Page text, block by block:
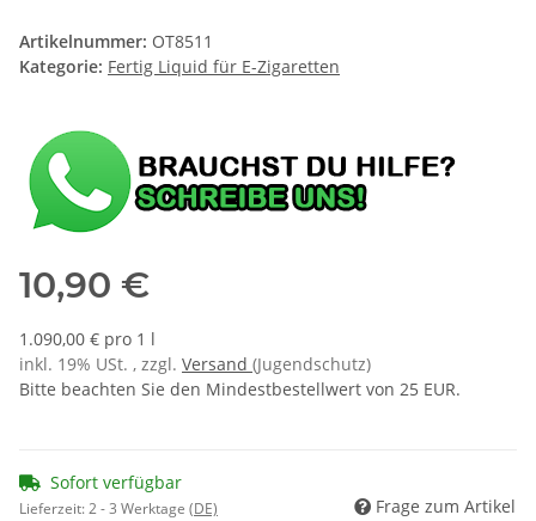
Artikelnummer: OT8511
Kategorie: Fertig Liquid für E-Zigaretten
10,90 €
1.090,00 € pro 1 l
inkl. 19% USt. , zzgl. Versand (Jugendschutz)
Bitte beachten Sie den Mindestbestellwert von 25 EUR.
Sofort verfügbar
Lieferzeit:2 - 3 Werktage (DE) Frage zum Artikel